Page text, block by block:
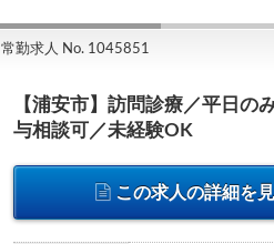
常勤求人 No. 1045851
【浦安市】訪問診療／平日の
与相談可／未経験OK
この求人の詳細を